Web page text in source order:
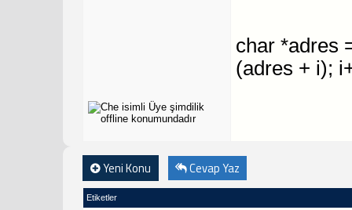
char *adres
(adres + i);
Yeni Konu Cevap Yaz
Etiketler